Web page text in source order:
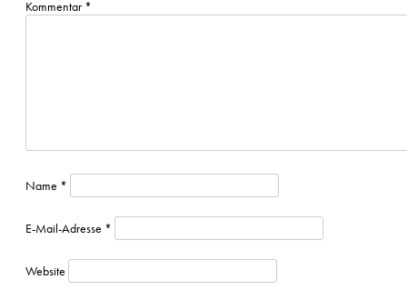
Kommentar *
Name *
E-Mail-Adresse *
Website